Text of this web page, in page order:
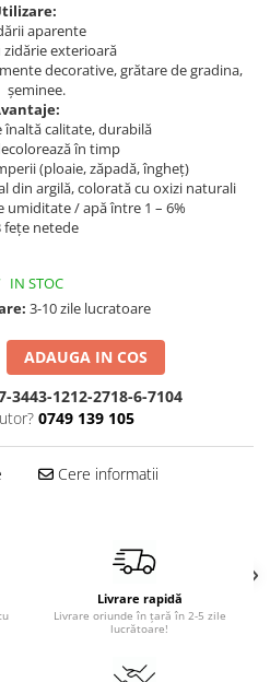
aparente
exterioară
decorative, grătare de gradina,
șeminee.
înaltă calitate, durabilă
în timp
(ploaie, zăpadă, îngheț)
din argilă, colorată cu oxizi naturali
umiditate / apă între 1 – 6%
fețe netede
IN STOC
3-10 zile lucratoare
ADAUGA IN COS
3443-1212-2718-6-7104
0749 139 105
Cere informatii
Livrare rapidă
Livrare oriunde în țară în 2-5 zile
lucrătoare!